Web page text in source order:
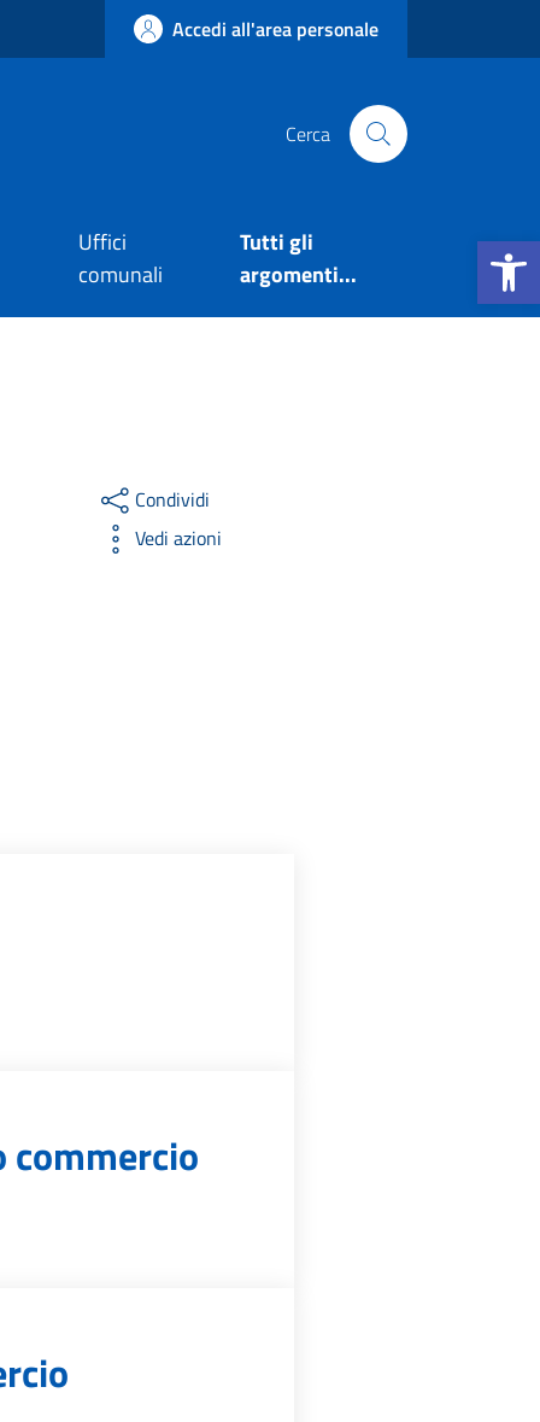
Apri la
Accedi all'area personale
Cerca
Uffici
comunali
Tutti gli
argomenti...
Condividi
Vedi azioni